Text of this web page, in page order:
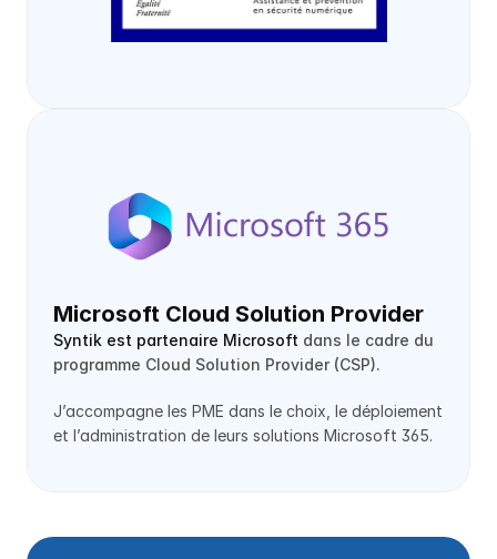
Microsoft Cloud Solution Provider
Syntik est partenaire Microsoft dans le cadre du
programme Cloud Solution Provider (CSP).
J’accompagne les PME dans le choix, le déploiement
et l’administration de leurs solutions Microsoft 365.